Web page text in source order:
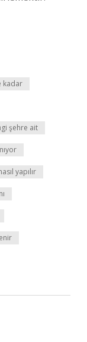
kadar
şehre ait
yapılır